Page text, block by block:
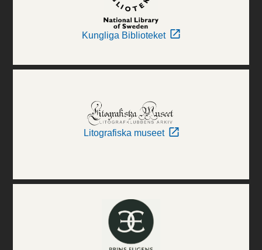
Kungliga Biblioteket
Litografiska museet